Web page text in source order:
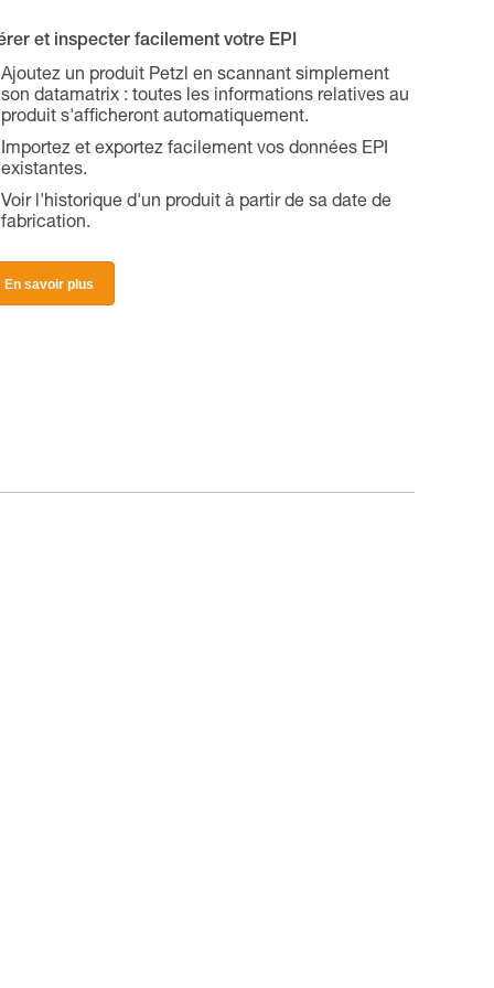
et inspecter facilement votre EPI
Ajoutez un produit Petzl en scannant simplement
son datamatrix : toutes les informations relatives au
produit s'afficheront automatiquement.
Importez et exportez facilement vos données EPI
existantes.
Voir l'historique d'un produit à partir de sa date de
fabrication.
En savoir plus